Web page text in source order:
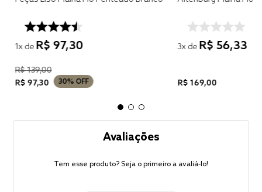
1x de R$ 97,30
R$139,00
R$ 97,30 30% OFF
3x de R$ 56,33
R$ 169,00
Avaliações
Tem esse produto? Seja o primeiro a avaliá-lo!